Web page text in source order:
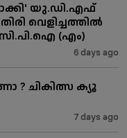
യു.ഡി.എഫ്
വെളിച്ചത്തിൽ
(എം)
6 days ago
? ചികിത്സ ക്യൂ
7 days ago